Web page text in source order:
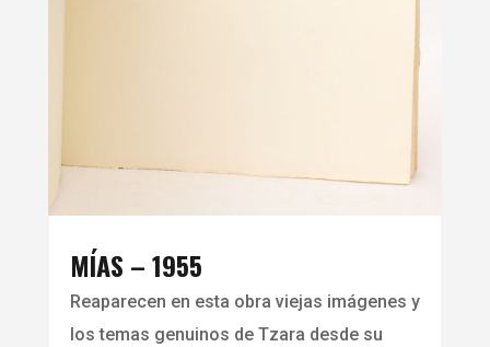
MÍAS – 1955
Reaparecen en esta obra viejas imágenes y
los temas genuinos de Tzara desde su